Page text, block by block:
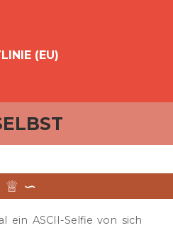
(EU)
ein ASCII-Selfie von sich